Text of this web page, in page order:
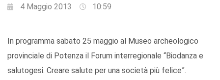
4 Maggio 2013 10:59
In programma sabato 25 maggio al Museo archeologico
provinciale di Potenza il Forum interregionale “Biodanza e
salutogesi. Creare salute per una società più felice”.